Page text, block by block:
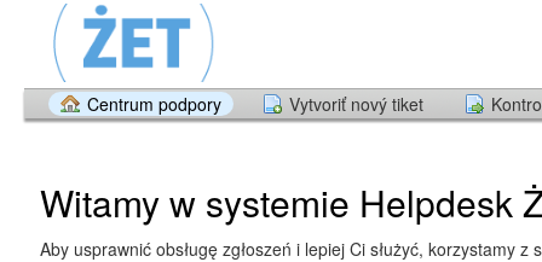
Centrum podpory Vytvoriť nový tiket
Witamy w systemie Helpdesk
Aby usprawnić obsługę zgłoszeń i lepiej Ci służyć, korzystamy z